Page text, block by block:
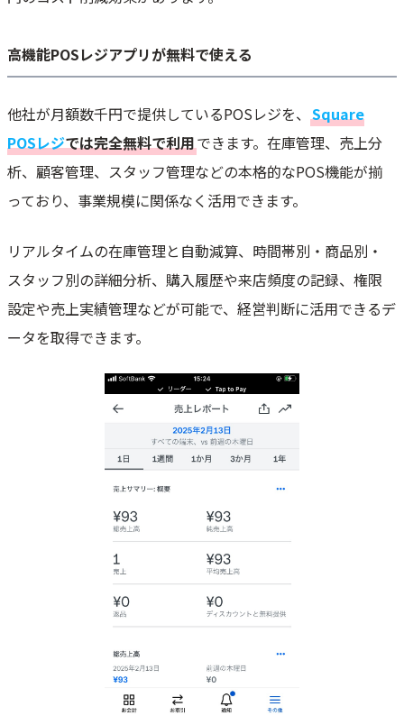
高機能POSレジアプリが無料で使える
他社が月額数千円で提供しているPOSレジを、 Square
POSレジでは完全無料で利用できます。在庫管理、売上分
析、顧客管理、スタッフ管理などの本格的なPOS機能が揃
っており、事業規模に関係なく活用できます。
リアルタイムの在庫管理と自動減算、時間帯別・商品別・
スタッフ別の詳細分析、購入履歴や来店頻度の記録、権限
設定や売上実績管理などが可能で、経営判断に活用できるデ
ータを取得できます。